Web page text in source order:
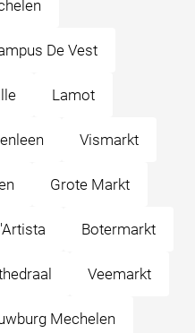
De Vest
Lamot
Vismarkt
Grote Markt
l'Artista Botermarkt
Veemarkt
Mechelen